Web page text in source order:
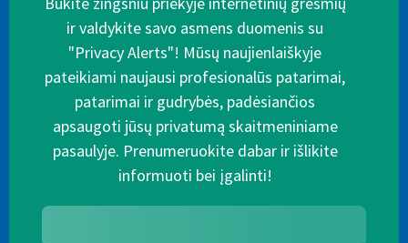
ir valdykite savo asmens duomenis su
"Privacy Alerts"! Mūsų naujienlaiškyje
pateikiami naujausi profesionalūs patarimai,
patarimai ir gudrybės, padėsiančios
apsaugoti jūsų privatumą skaitmeniniame
pasaulyje. Prenumeruokite dabar ir išlikite
informuoti bei įgalinti!